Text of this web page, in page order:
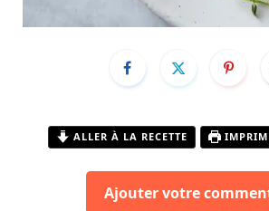
ALLER À LA RECETTE
Ajouter votre